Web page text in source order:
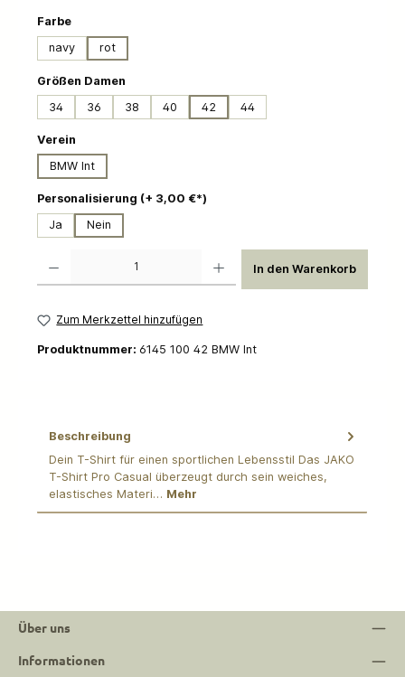
Farbeauswählen
navy
rot
Größen Damen
34
36 38 40 42 44
Verein
BMW Int
Personalisierung (+ 3,00 €*)
Ja
Nein
In den Warenkorb
Zum Merkzettel hinzufügen
Produktnummer: 6145 100 42 BMW Int
Beschreibung
Dein T-Shirt für einen sportlichen Lebensstil Das JAKO
T-Shirt Pro Casual überzeugt durch sein weiches,
elastisches Materi… Mehr
Über uns
Informationen